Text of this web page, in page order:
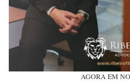
AGORA EM